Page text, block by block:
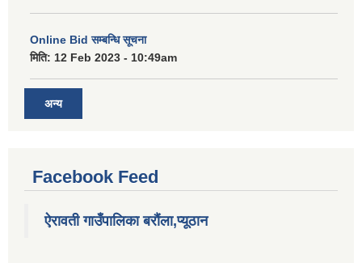
Online Bid सम्बन्धि सूचना
मिति: 12 Feb 2023 - 10:49am
अन्य
Facebook Feed
ऐरावती गाउँपालिका बरौंला,प्यूठान